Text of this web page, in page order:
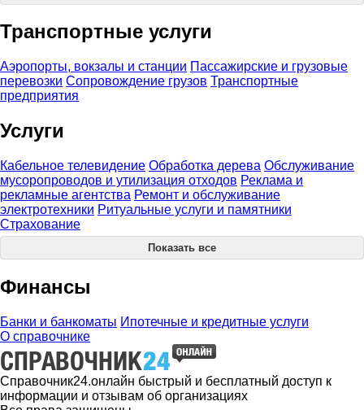
Транспортные услуги
Аэропорты, вокзалы и станции Пассажирские и грузовые
перевозки Сопровождение грузов Транспортные
предприятия
Услуги
Кабельное телевидение Обработка дерева Обслуживание
мусоропроводов и утилизация отходов Реклама и
рекламные агентства Ремонт и обслуживание
электротехники Ритуальные услуги и памятники
Страхование
Показать все
Финансы
Банки и банкоматы Ипотечные и кредитные услуги
О справочнике
Справочник24.онлайн быстрый и бесплатный доступ к
информации и отзывам об организациях